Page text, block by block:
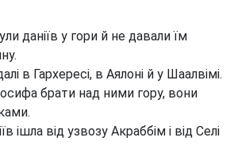
даніїв у гори й не давали їм
в Гархересі, в Аялоні й у Шаалвімі.
брати над ними гору, вони
ішла від узвозу Акраббім і від Селі